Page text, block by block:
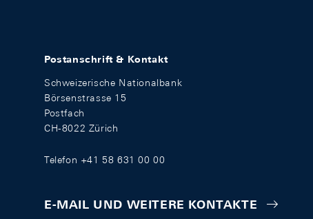
Postanschrift & Kontakt
Schweizerische Nationalbank
Börsenstrasse 15
Postfach
CH-8022 Zürich
Telefon +41 58 631 00 00
E-MAIL UND WEITERE KONTAKTE